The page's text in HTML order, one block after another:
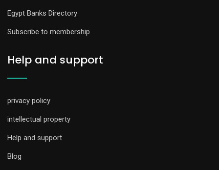
Egypt Banks Directory
Subscribe to membership
Help and support
privacy policy
intellectual property
Help and support
Blog